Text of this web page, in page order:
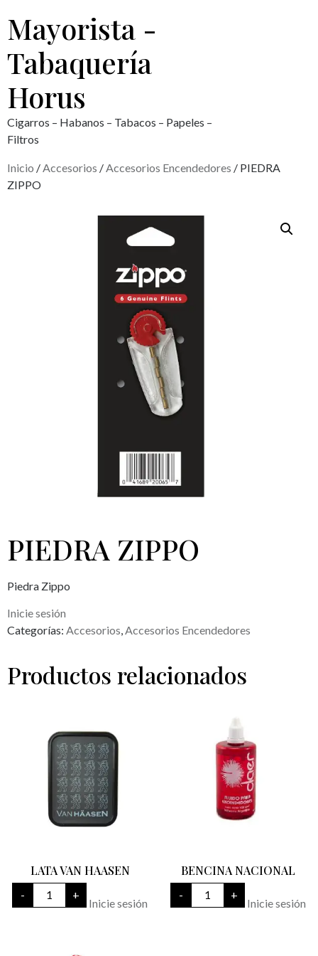
Mayorista -
Tabaquería
Horus
Cigarros – Habanos – Tabacos – Papeles –
Filtros
Inicio /Accesorios /Accesorios Encendedores / PIEDRA
ZIPPO
PIEDRA ZIPPO
Piedra Zippo
Inicie sesión
Categorías: Accesorios,Accesorios Encendedores
Productos relacionados
LATA VAN HAASEN
-
LATA
VAN
HAASEN
+
Inicie sesión
BENCINA NACIONAL
-
BENCINA
NACIONAL
cantidad
+
Inicie sesión